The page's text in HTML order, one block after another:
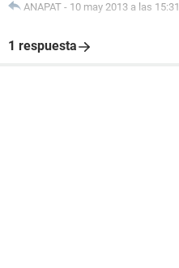
ANAPAT - 10 may 2013 a las 15:31
1 respuesta